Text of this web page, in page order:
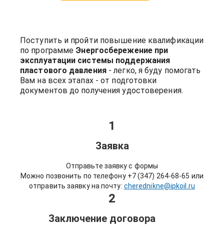
Поступить и пройти повышение квалификации
по программе Энергосбережение при
эксплуатации системы поддержания
пластового давления- легко, я буду помогать
Вам на всех этапах - от подготовки
документов до получения удостоверения.
1
Заявка
Отправьте заявку с формы
Можно позвонить по телефону +7 (347) 264-68-65 или
отправить заявку на почту: cherednikne@ipkoil.ru
2
Заключение договора